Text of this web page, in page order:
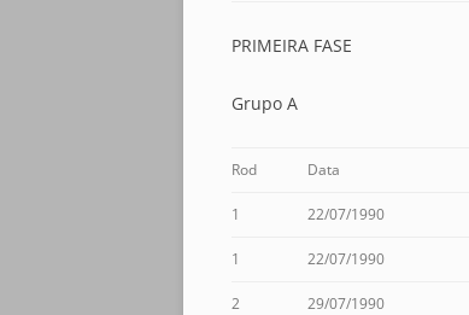
PRIMEIRA FASE
Grupo A
Rod Data
1 22/07/1990
1 22/07/1990
2 29/07/1990